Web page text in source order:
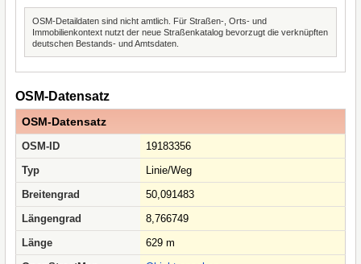
OSM-Detaildaten sind nicht amtlich. Für Straßen-, Orts- und
Immobilienkontext nutzt der neue Straßenkatalog bevorzugt die verknüpften
deutschen Bestands- und Amtsdaten.
OSM-Datensatz
OSM-Datensatz
OSM-ID
19183356
Typ
Linie/Weg
Breitengrad
50,091483
Längengrad
8,766749
Länge
629 m